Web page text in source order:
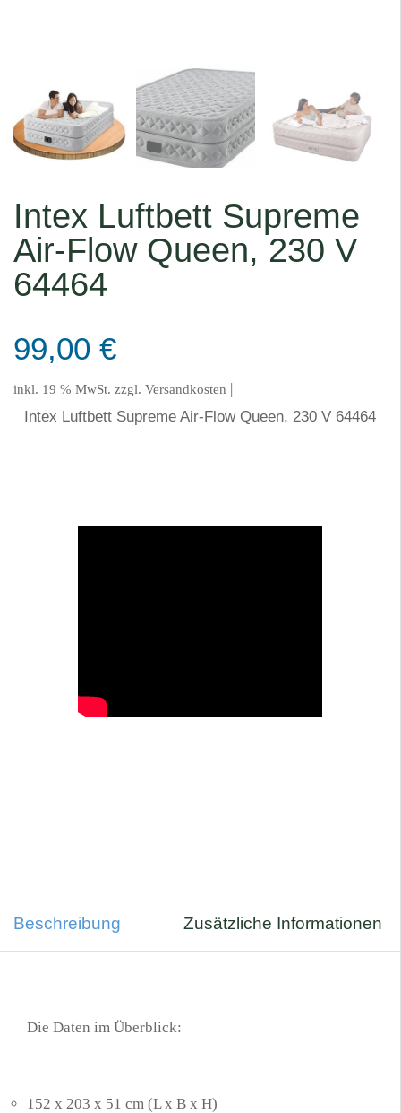
Intex Luftbett Supreme
Air-Flow Queen, 230 V
64464
99,00 €
inkl. 19 % MwSt. zzgl. Versandkosten |
Intex Luftbett Supreme Air-Flow Queen, 230 V 64464
Beschreibung Zusätzliche Informationen
Die Daten im Überblick:
152 x 203 x 51 cm (L x B x H)